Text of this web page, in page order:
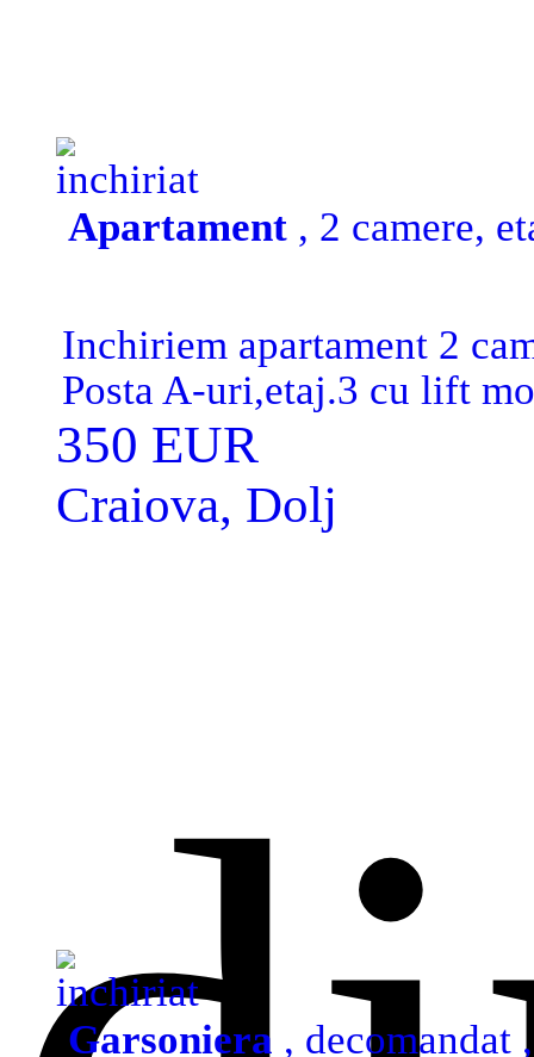
inchiriat
Apartament, 2 camere,
Inchiriem apartament 2
Posta A-uri,etaj.3 cu lift
Euro garantie.
350 EUR
Craiova, Dolj
inchiriat
Garsoniera , decomandat